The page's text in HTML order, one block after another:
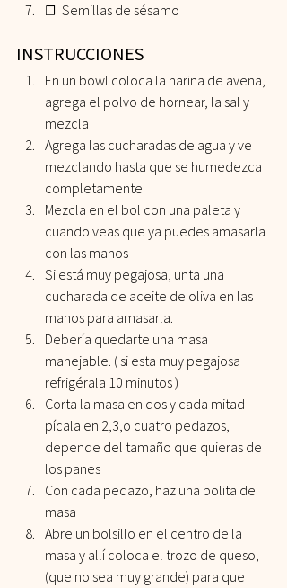
☐  Semillas de sésamo
INSTRUCCIONES
En un bowl coloca la harina de avena,
agrega el polvo de hornear, la sal y
mezcla
Agrega las cucharadas de agua y ve
mezclando hasta que se humedezca
completamente
Mezcla en el bol con una paleta y
cuando veas que ya puedes amasarla
con las manos
Si está muy pegajosa, unta una
cucharada de aceite de oliva en las
manos para amasarla.
Debería quedarte una masa
manejable. ( si esta muy pegajosa
refrigérala 10 minutos )
Corta la masa en dos y cada mitad
pícala en 2,3,o cuatro pedazos,
depende del tamaño que quieras de
los panes
Con cada pedazo, haz una bolita de
masa
Abre un bolsillo en el centro de la
masa y allí coloca el trozo de queso,
(que no sea muy grande) para que